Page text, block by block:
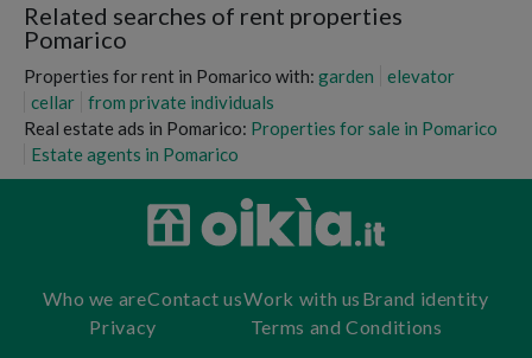
Related searches of rent properties
Pomarico
Properties for rent in Pomarico with: garden
elevator
cellar
from private individuals
Real estate ads in Pomarico: Properties for sale in Pomarico
Estate agents in Pomarico
Who we areContact usWork with us Brand identity
Privacy
Terms and Conditions